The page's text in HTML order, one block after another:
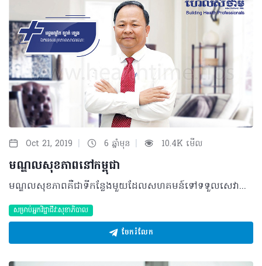
Oct 21, 2019 | 6 ឆ្នាំមុន | 10.4K មើល
មណ្ឌលសុខភាពនៅកម្ពុជា
មណ្ឌលសុខភាពគឺជាទីកន្លែងមួយដែលសហគមន៍ទៅទទួលសេវាសុខភាព។ មន្រ្តីមណ្ឌលសុខភាពផ្តល់ជូនសេវាសុខភាពដែលឆ្លើយតបទៅនឹងតម្រូវការចាំបាច់របស់សហគមន៍។ ការងាររបស់មណ្ឌលសុខភាពជាមួយនឹងឃុំ សង្កាត់ គឺដើម្បីរក្សាសហគមន៍ឲ្យមានសុខភាពល្អ និងរស់នៅក្នុងជីវិតប្រកបដោយសុខុមាលភាព។ តើមណ្ឌលសុខភាពផ្ដល់ជូនសេវាសំខាន់ៗអ្វីខ្លះ? ១. សេវាសុខភាពម្តាយ ទារក កុមារ និងសុខភាពបន្តពូជ៖ • ការថែទាំមុនពេលសម្រាល • ការសម្រាលធម្មតា និងការសម្រាលដោយមានអន្តរាគមន៍ • ការថែទាំក្រោយសម្រាល • ការចាក់ថ្នាំបង្ការដល់កុមារ និងម្តាយ/ស្រ្តី • អាហារូបត្ថម្ភ • ការថែទាំទារកទើបនឹងកើត • ការបង្ការការឆ្លងមេរោគអេដស៍ពីម្តាយទៅកូន • សមាហរណកម្មទទួលបន្ទុកពិនិត្យព្យាបាលជំងឺកុមារ (សពជក) • ការពន្យារកំណើត និងសុខភាពបន្តពូជរបស់មនុស្សពេញវ័យ។ ២. សេវាផ្នែកជំងឺឆ្លង • ជំងឺកាមរោគ • ជំងឺអេដស៍ • ជំងឺរបេង • ជំងឺឃ្លង់ • ជំងឺគ្រុនចាញ់/ ជំងឺគ្រុនឈាម • ជំងឺផ្តាសាយបក្សី។ ៣. សេវាផ្នែកជំងឺមិនឆ្លង និងបញ្ហាសុខភាពផ្សេងទៀត • ជំងឺលើសឈាម • ជំងឺទឹកនោមផ្អែម • ជំងឺមហារីកសុដន់/ មហារីកមាត់ស្បូន • សុខភាពផ្លូវចិត្ត • សុខភាពមាត់ធ្មេញ • ការថែទាំភ្នែក • ការវះកាត់ និងការថែទាំរបួស។ ៤. ការផ្តល់សេវាទៅសហគមន៍ • ការផ្តល់ថ្នាំបង្ការដល់ស្រ្តី និងកុមារ • ការផ្តល់គ្រាប់ថ្នាំជីវជាតិអាដល់កុមារដែលមានអាយុពី ៦ ទៅ៥៩ខែ • ការផ្តល់ថ្នាំគ្រាប់ជាតិដែក និងអាស៊ីតហ្វូលិកដល់ស្រ្តីមានផ្ទៃពោះ និងថ្នាំទម្លាក់សត្វល្អិតដល់ស្រ្តីមុន និងក្រោយពេលសម្រាល • ការផ្តល់សេវាពន្យារកំណើត • ការស្រាវជ្រាវជំងឺរបេង • ការធ្វើតេស្ត និងព្យាបាលជំងឺគ្រុនចាញ់ឆាប់រហ័ស • ការថែទាំមុនសម្រាល និងក្រោយសម្រាល • ការតាមដានការលូតលាស់របស់កុមារដែលមានអាយុក្រោម ៥ឆ្នាំ • ការអប់រំ និងលើកកម្ពស់សុខភាព។ ៥. សេវាអប់រំ និងលើកកម្ពស់សុខភាពផ្សេងទៀតមណ្ឌលសុខភាពបានផ្តល់សេវាអប់រំសុខភាពនានាទាក់ទងនឹងជំងឺឆ្លង ជំងឺមិនឆ្លង និងបញ្ហាសុខភាពផ្សេងៗទៀតដូចជា គ្រឿងញៀន ការផ្តាច់ទម្លាប់ប្រើប្រាស់ថ្នាំជក់ និងគ្រឿងស្រវឹងជាដើម។ តើត្រូវបង់សេវាប៉ុន្មាននៅពេលទៅមណ្ឌលសុខភាពទាំងនោះ? នៅគ្រប់មណ្ឌលសុខភាពទាំងអស់នឹងមានបិទតារាងតម្លៃសេវាជាប់ទៅនឹងជញ្ជាំងក្នុងមណ្ឌលសុខភាពនោះ។ តម្លៃសេវារបស់មណ្ឌលសុខភាពអាចខុសគ្នាបន្តិចបន្តួចទៅតាមខេត្ត និងស្រុកនីមួយៗដោយយោងទៅតាមកម្រិតចំណូលចំណាយរបស់មណ្ឌលសុខភាព លក្ខខណ្ឌជីវភាពរបស់ប្រជាជន (តាមរយៈគណៈកម្មការគ្រប់គ្រងមណ្ឌលសុខភាព ស្រុកប្រតិបត្តិមន្ទីរសុខាភិបាលខេត្ត ឬក្រសួងសុខាភិបាល)។ ការបង់ថ្លៃសេវាសុខភាពនឹងត្រូវបានលើកលែងចំពោះអ្នកជំងឺណាដែលមានប័ណ្ឌក្រីក្រ។ ប្រសិនបើអ្នកជាសមាជិកបេឡាជាតិរបបសន្តិសុខសង្គម អ្នកក៏អាចទទួលបានគ្រប់សេវាទាំងអស់ផងដែរ ដោយពុំមានចេញប្រាក់សម្រាប់បង់ថ្លៃអ្នកប្រើប្រាស់ឡើយ។ គោលការណ៍ណែនាំប្រតិបត្តិការ សេវាបង្ការ គឺជាមធ្យោបាយដ៏ល្អបំផុតដើម្បីការពារអ្នក និងគ្រួសាររបស់អ្នកពីការធ្លាក់ខ្លួនឈឺ និងដើម្បីធានាថាគ្រួសាររបស់អ្នកមានសុខភាពល្អ។ ចូរចងចាំថា ”ការការពារប្រសើរជាងព្យាបាល” ចូរថែទាំគ្រួសាររបស់អ្នកឲ្យមានសុវត្ថិភាព និងសុខភាពល្អ។ សូមសម្គាល់ថា៖ ប្រសិនបើអ្នកមិនមានសៀវភៅសុខភាពមាតា ឬកុមារទេសូមកុំបារម្ភ ព្រោះមណ្ឌលសុខភាពនឹងចេញសៀវភៅថ្មីឲ្យអ្នក។ វាជាការសំខាន់ប្រសិនបើអ្នកមានសៀវភៅតាមដានសុខភាពជាប់មកជាមួយដើម្បីឲ្យពេទ្យអាចមើលប្រវត្តិអ្នកជំងឺ។ តើយើងទាក់ទងទៅកាន់មណ្ឌលសុខភាពបានដោយរបៀបណា? គ្រប់មណ្ឌលសុខភាពទាំងអស់ត្រូវបើកបម្រើការ ២៤ម៉ោងក្នុងមួយថ្ងៃ ៧ថ្ងៃក្នុងមួយសប្តាហ៍។ ចូរទៅកាន់មណ្ឌលសុខភាពដើម្បីជួបគ្រូពេទ្យប្រចាំការ។ គ្រប់មណ្ឌលសុខភាពទាំងអស់សុទ្ធតែបានចាត់ចែងមន្ត្រីប្រចាំការគ្រប់ពេលសម្រាប់ទទួលអតិថិជន។ បកស្រាយដោយ៖ វេជ្ជបណ្ឌិត ឡាក់ ឡេង ឯកទេសសុខភាពសាធារណៈ អនុប្រធានមជ្ឈមណ្ឌលជាតិលើកកម្ពស់សុខភាព អត្ថបទ៖ ដកស្រង់ចេញពីទស្សនាវដ្ដី ហេលស៍ថាម ប្រូ លេខ ៨៣ 2019 រក្សាសិទ្ធិគ្រប់យ៉ាង​ដោយ Healthtime Corporation ចំពោះគ្រប់អត្ថបទដោយគ្មានផ្នែកណាមួយត្រូវបោះពុម្ពផ្សាយចូលប្រព័ន្ធអុីនធឺណែតឧបករណ៍អេឡិចត្រូនិកអាត់ជាសំឡេងឬថតចំលងគ្រប់រូបភាពដោយគ្មានការអនុញ្ញាតឡើយ
សម្រាប់អ្នកវិជ្ជាជីវៈសុខាភិបាល
ចែករំលែក